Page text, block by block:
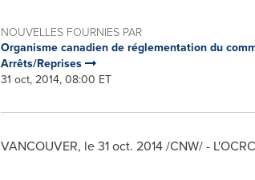
NOUVELLES FOURNIES PAR
Organisme canadien de réglementation du
Arrêts/Reprises
31 oct, 2014, 08:00 ET
VANCOUVER, le31 oct. 2014/CNW/ -